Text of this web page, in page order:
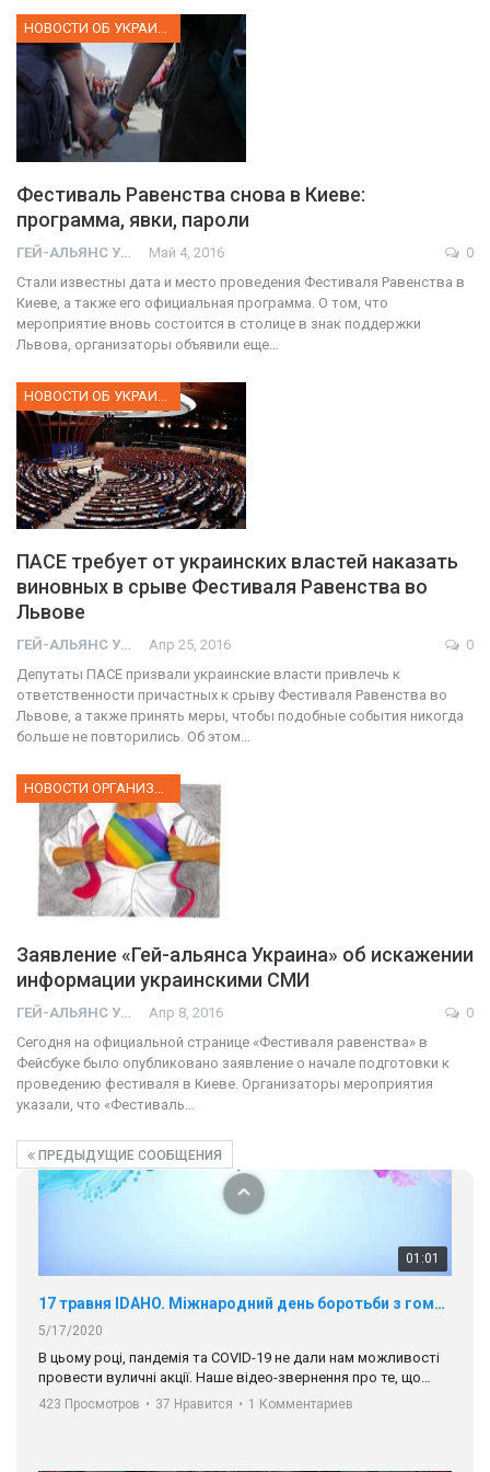
НОВОСТИ ОБ УКРАИНЕ
Фестиваль Равенства снова в Киеве:
программа, явки, пароли
ГЕЙ-АЛЬЯНС УКРАИНА Май 4, 2016
0
Стали известны дата и место проведения Фестиваля Равенства в
Киеве, а также его официальная программа. О том, что
мероприятие вновь состоится в столице в знак поддержки
Львова, организаторы объявили еще…
ПАСЕ требует от украинских властей наказать
виновных в срыве Фестиваля Равенства во
Львове
ГЕЙ-АЛЬЯНС УКРАИНА Апр 25, 2016
0
Депутаты ПАСЕ призвали украинские власти привлечь к
ответственности причастных к срыву Фестиваля Равенства во
Львове, а также принять меры, чтобы подобные события никогда
больше не повторились. Об этом…
НОВОСТИ ОРГАНИЗАЦИИ
Заявление «Гей-альянса Украина» об искажении
информации украинскими СМИ
ГЕЙ-АЛЬЯНС УКРАИНА Апр 8, 2016
0
Сегодня на официальной странице «Фестиваля равенства» в
Фейсбуке было опубликовано заявление о начале подготовки к
проведению фестиваля в Киеве. Организаторы мероприятия
указали, что «Фестиваль…
ПРЕДЫДУЩИЕ СООБЩЕНИЯ
5/17/2020
В цьому році, пандемія та COVІD-19 не дали нам можливості
провести вуличні акції. Наше відео-звернення про те, що
навіть коли ми у різних містах та не можемо зустрінеться, ми
разом. Ми закликаємо всіх хто поділяє цінності рівності та
солідарності, приєднатися до нас. Регіональні підрозділи
ГАУ є в 16 областях України.
Разом наш голос лунає гучніше!